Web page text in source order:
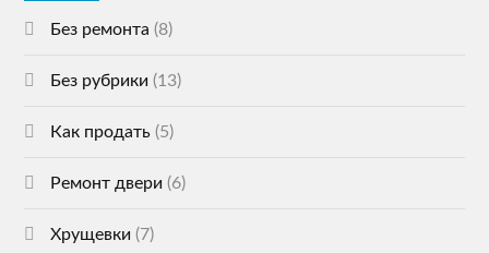
Без ремонта (8)
Без рубрики (13)
Как продать (5)
Ремонт двери (6)
Хрущевки (7)